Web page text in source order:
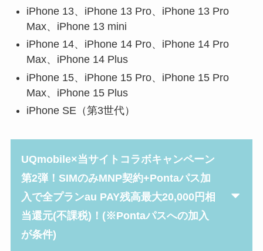
iPhone 13、iPhone 13 Pro、iPhone 13 Pro
Max、iPhone 13 mini
iPhone 14、iPhone 14 Pro、iPhone 14 Pro
Max、iPhone 14 Plus
iPhone 15、iPhone 15 Pro、iPhone 15 Pro
Max、iPhone 15 Plus
iPhone SE（第3世代）
UQmobile×当サイトコラボキャンペーン
第2弾！SIMのみMNP契約+Pontaパス加
入で全プランau PAY残高最大20,000円相
当還元(不課税)！(※Pontaパスへの加入
が条件)